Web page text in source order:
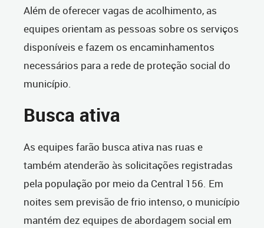
Além de oferecer vagas de acolhimento, as
equipes orientam as pessoas sobre os serviços
disponíveis e fazem os encaminhamentos
necessários para a rede de proteção social do
município.
Busca ativa
As equipes farão busca ativa nas ruas e
também atenderão às solicitações registradas
pela população por meio da Central 156. Em
noites sem previsão de frio intenso, o município
mantém dez equipes de abordagem social em